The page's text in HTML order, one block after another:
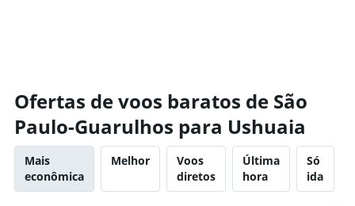
Ofertas de voos baratos de São
Paulo-Guarulhos para Ushuaia
Mais
econômica
Melhor
Voos
diretos
Última
hora
Só
ida